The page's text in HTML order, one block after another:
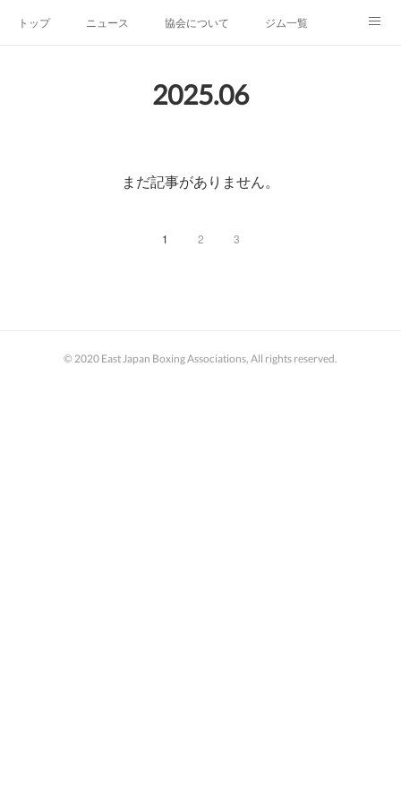
トップ ニュース 協会について ジム一覧
2025.06
まだ記事がありません。
1 2 3
© 2020 East Japan Boxing Associations, All rights reserved.